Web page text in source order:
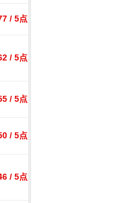
/ 5点
/ 5点
/ 5点
/ 5点
/ 5点